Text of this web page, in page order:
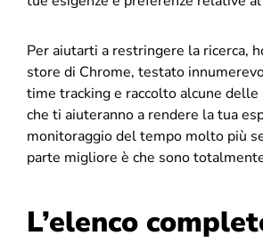
Per aiutarti a restringere la ricerca,
store di Chrome, testato
time tracking e raccolto alcune
che ti aiuteranno a rendere la tua
monitoraggio del tempo molto più
parte migliore è che sono
L’elenco